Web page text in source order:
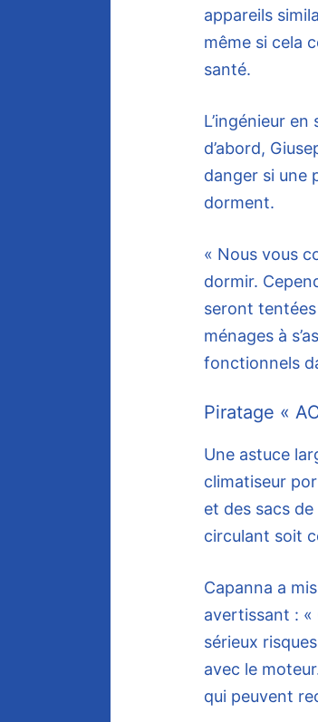
appareils
même si cela
santé.
L’ingénieur
d’abord,
danger si une
dorment.
« Nous vous
dormir.
seront
ménages à
fonctionnels
Piratage «
Une astuce
climatiseur
et des sacs
circulant soit
Capanna a
avertissant : «
sérieux
avec le
qui peuvent